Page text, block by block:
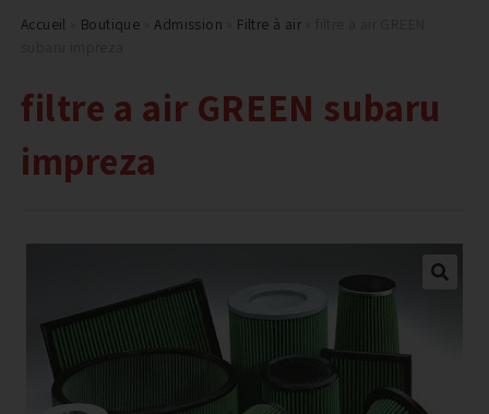
Accueil Boutique »Admission Filtre à air
filtre a air GREEN subaru
impreza